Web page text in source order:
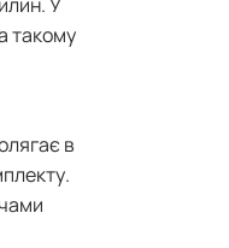
такому
в